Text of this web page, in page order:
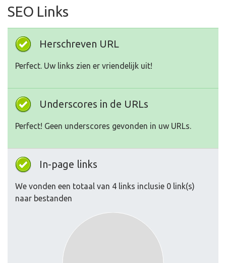
SEO Links
Herschreven URL
Perfect. Uw links zien er vriendelijk uit!
Underscores in de URLs
Perfect! Geen underscores gevonden in uw URLs.
In-page links
We vonden een totaal van 4 links inclusie 0 link(s)
naar bestanden